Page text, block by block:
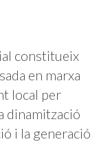
constitueix
en marxa
local per
dinamització
i la generació